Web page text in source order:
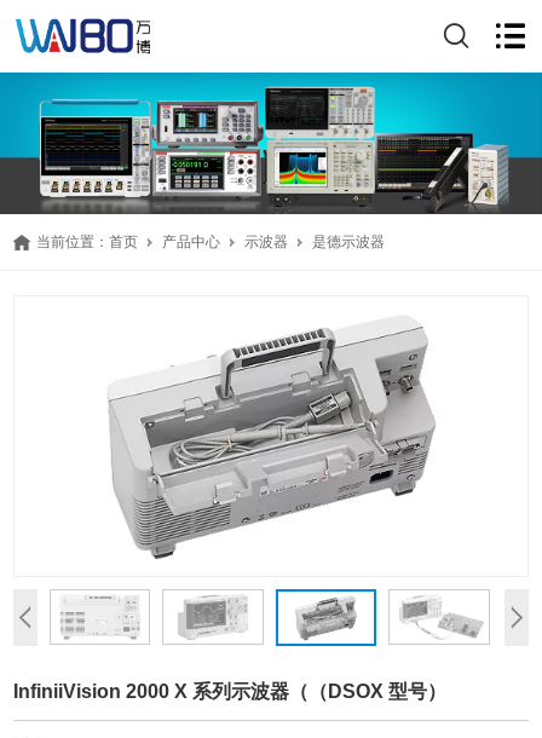
当前位置：首页 产品中心 示波器 是德示波器
InfiniiVision 2000 X 系列示波器（（DSOX 型号）